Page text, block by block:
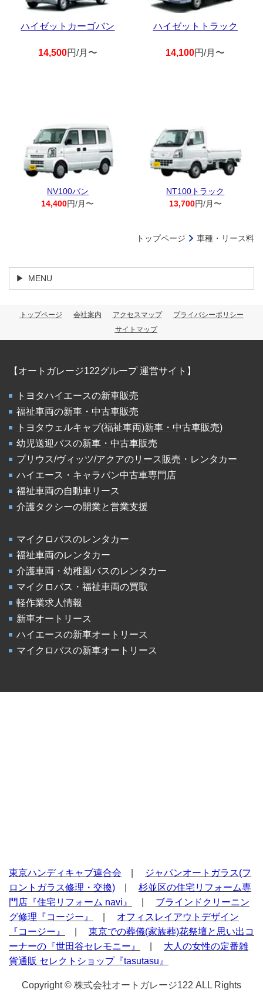
ハイゼットカーゴバン
14,500円/月〜
ハイゼットトラック
14,100円/月〜
NV100バン
14,400円/月〜
NT100トラック
13,700円/月〜
トップページ 車種・リース料
MENU
トップページ 会社案内 アクセスマップ
プライバシーポリシー
サイトマップ
【オートガレージ122グループ 運営サイト】
トヨタハイエースの新車販売
福祉車両の新車・中古車販売
トヨタウェルキャブ(福祉車両)新車・中古車販売)
幼児送迎バスの新車・中古車販売
プリウス/ヴィッツ/アクアのリース販売・レンタカー
ハイエース・キャラバン中古車専門店
福祉車両の自動車リース
介護タクシーの開業と営業支援
マイクロバスのレンタカー
福祉車両のレンタカー
介護車両・幼稚園バスのレンタカー
マイクロバス・福祉車両の買取
軽作業求人情報
新車オートリース
ハイエースの新車オートリース
マイクロバスの新車オートリース
東京ハンディキャブ連合会
ジャパンオートガラス(フ
ロントガラス修理・交換)
杉並区の住宅リフォーム専
門店『住宅リフォーム navi』
ブラインドクリーニン
グ修理『コージー』
オフィスレイアウトデザイン
『コージー』
東京での葬儀(家族葬)花祭壇と思い出コ
ーナーの『世田谷セレモニー』
大人の女性の定番雑
貨通販 セレクトショップ『tasutasu』
Copyright © 株式会社オートガレージ122 ALL Rights